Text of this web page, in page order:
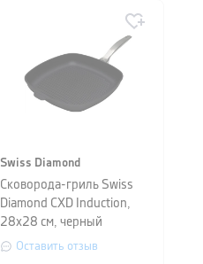
Swiss Diamond
Сковорода-гриль Swiss
Diamond CXD Induction,
28х28 см, черный
Оставить отзыв